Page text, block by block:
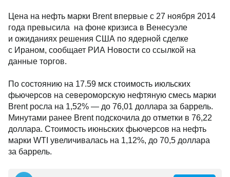
Цена на нефть марки Brent впервые с 27 ноября 2014
года превысила на фоне кризиса в Венесуэле
и ожиданиях решения США по ядерной сделке
с Ираном, сообщает РИА Новости со ссылкой на
данные торгов.
По состоянию на 17.59 мск стоимость июльских
фьючерсов на североморскую нефтяную смесь марки
Brent росла на 1,52% — до 76,01 доллара за баррель.
Минутами ранее Brent подскочила до отметки в 76,22
доллара. Стоимость июньских фьючерсов на нефть
марки WTI увеличивалась на 1,12%, до 70,5 доллара
за баррель.